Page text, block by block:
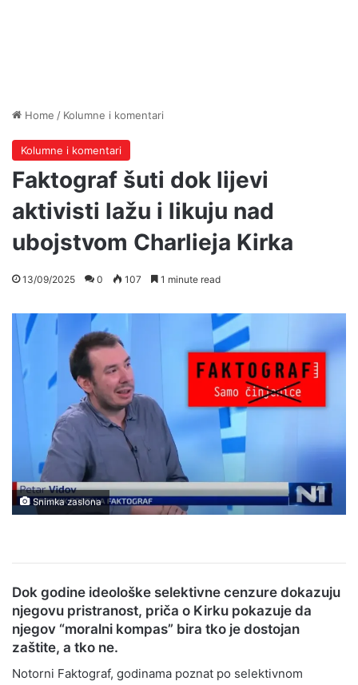
Home / Kolumne i komentari
Kolumne i komentari
Faktograf šuti dok lijevi
aktivisti lažu i likuju nad
ubojstvom Charlieja Kirka
13/09/2025 0 107 1 minute read
Snimka zaslona
Dok godine ideološke selektivne cenzure dokazuju
njegovu pristranost, priča o Kirku pokazuje da
njegov “moralni kompas” bira tko je dostojan
zaštite, a tko ne.
Notorni Faktograf, godinama poznat po selektivnom